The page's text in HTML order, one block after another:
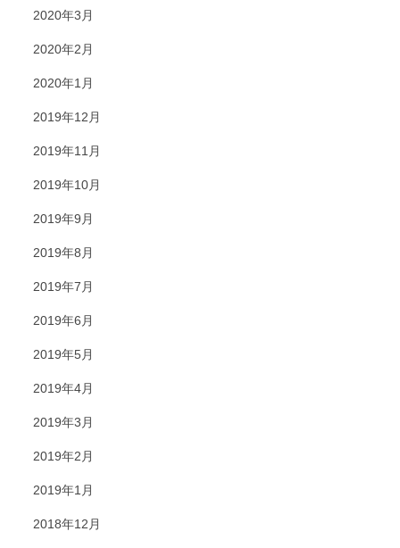
2020年3月
2020年2月
2020年1月
2019年12月
2019年11月
2019年10月
2019年9月
2019年8月
2019年7月
2019年6月
2019年5月
2019年4月
2019年3月
2019年2月
2019年1月
2018年12月